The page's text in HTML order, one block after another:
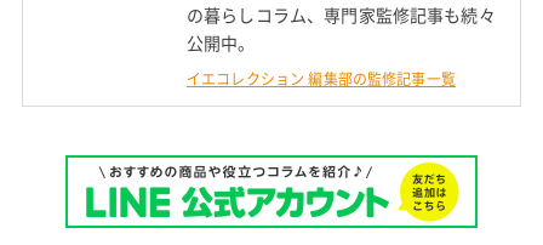
の暮らしコラム、専門家監修記事も続々
公開中。
イエコレクション 編集部の監修記事一覧